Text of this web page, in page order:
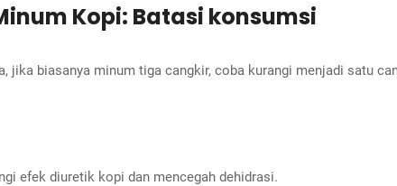
Kopi: Batasi konsumsi
jika biasanya minum tiga cangkir, coba kurangi menjadi satu
efek diuretik kopi dan mencegah dehidrasi.